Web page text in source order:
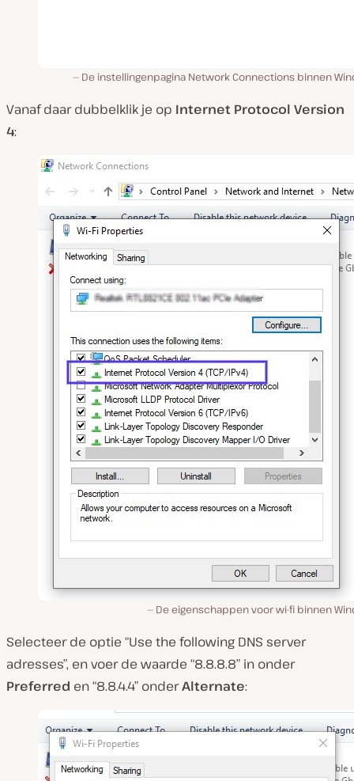
De instellingenpagina Network Connections binnen
Vanaf daar dubbelklik je op Internet Protocol Version
4:
De eigenschappen voor wi-fi binnen
Selecteer de optie “Use the following DNS server
adresses”, en voer de waarde “8.8.8.8” in onder
Preferred en “8.8.4.4” onderAlternate: